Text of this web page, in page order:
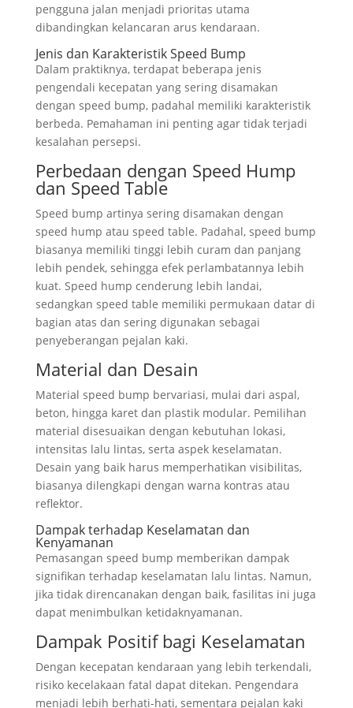
pengguna jalan menjadi prioritas utama
dibandingkan kelancaran arus kendaraan.
Jenis dan Karakteristik Speed Bump
Dalam praktiknya, terdapat beberapa jenis
pengendali kecepatan yang sering disamakan
dengan speed bump, padahal memiliki karakteristik
berbeda. Pemahaman ini penting agar tidak terjadi
kesalahan persepsi.
Perbedaan dengan Speed Hump
dan Speed Table
Speed bump artinya sering disamakan dengan
speed hump atau speed table. Padahal, speed bump
biasanya memiliki tinggi lebih curam dan panjang
lebih pendek, sehingga efek perlambatannya lebih
kuat. Speed hump cenderung lebih landai,
sedangkan speed table memiliki permukaan datar di
bagian atas dan sering digunakan sebagai
penyeberangan pejalan kaki.
Material dan Desain
Material speed bump bervariasi, mulai dari aspal,
beton, hingga karet dan plastik modular. Pemilihan
material disesuaikan dengan kebutuhan lokasi,
intensitas lalu lintas, serta aspek keselamatan.
Desain yang baik harus memperhatikan visibilitas,
biasanya dilengkapi dengan warna kontras atau
reflektor.
Dampak terhadap Keselamatan dan
Kenyamanan
Pemasangan speed bump memberikan dampak
signifikan terhadap keselamatan lalu lintas. Namun,
jika tidak direncanakan dengan baik, fasilitas ini juga
dapat menimbulkan ketidaknyamanan.
Dampak Positif bagi Keselamatan
Dengan kecepatan kendaraan yang lebih terkendali,
risiko kecelakaan fatal dapat ditekan. Pengendara
menjadi lebih berhati-hati, sementara pejalan kaki